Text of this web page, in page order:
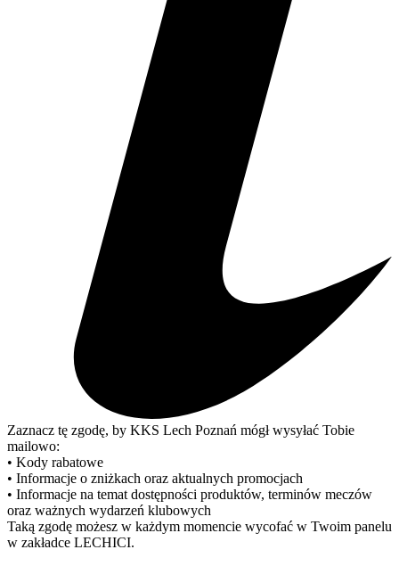
Zaznacz tę zgodę, by KKS Lech Poznań mógł wysyłać Tobie
mailowo:
• Kody rabatowe
• Informacje o zniżkach oraz aktualnych promocjach
• Informacje na temat dostępności produktów, terminów meczów
oraz ważnych wydarzeń klubowych
Taką zgodę możesz w każdym momencie wycofać w Twoim panelu
w zakładce LECHICI.